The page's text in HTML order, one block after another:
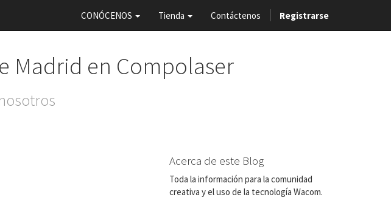
CONÓCENOS Tienda Contáctenos Registrarse
Madrid en Compolaser
Acerca de este Blog
Toda la información para la comunidad
creativa y el uso de la tecnología Wacom.